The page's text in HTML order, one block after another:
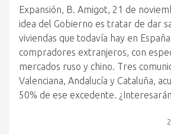
Expansión, B. Amigot, 21 de
idea del Gobierno es tratar de dar
viviendas que todavía hay en
compradores extranjeros, con
mercados ruso y chino. Tres
Valenciana, Andalucía y Cataluña,
50% de ese excedente.